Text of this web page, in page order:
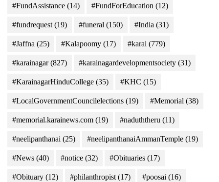
#FundAssistance (14) #FundForEducation (12)
#fundrequest (19) #funeral (150) #India (31)
#Jaffna (25) #Kalapoomy (17) #karai (779)
#karainagar(827) #karainagardevelopmentsociety (31)
#KarainagarHinduCollege (35) #KHC (15)
#LocalGovernmentCouncilelections (19) #Memorial (38)
#memorial.karainews.com (19) #naduththeru (11)
#neelipanthanai (25) #neelipanthanaiAmmanTemple (19)
#News (40) #notice (32) #Obituaries (17)
#Obituary (12) #philanthropist (17) #poosai (16)